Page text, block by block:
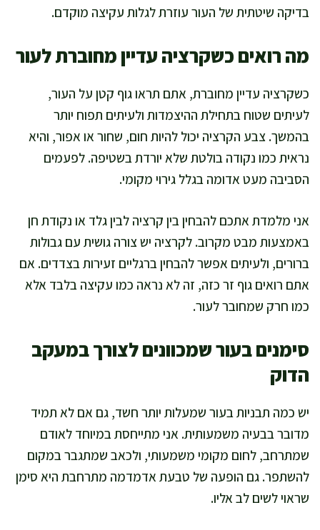
בדיקה שיטתית של העור עוזרת לגלות עקיצה מוקדם.
מה רואים כשקרציה עדיין מחוברת לעור
כשקרציה עדיין מחוברת, אתם תראו גוף קטן על העור,
לעיתים שטוח בתחילת ההיצמדות ולעיתים תפוח יותר
בהמשך. צבע הקרציה יכול להיות חום, שחור או אפור, והיא
נראית כמו נקודה בולטת שלא יורדת בשטיפה. לפעמים
הסביבה מעט אדומה בגלל גירוי מקומי.
אני מלמדת אתכם להבחין בין קרציה לבין גלד או נקודת חן
באמצעות מבט מקרוב. לקרציה יש צורה גושית עם גבולות
ברורים, ולעיתים אפשר להבחין ברגליים זעירות בצדדים. אם
אתם רואים גוף זר כזה, זה לא נראה כמו עקיצה בלבד אלא
כמו חרק שמחובר לעור.
סימנים בעור שמכוונים לצורך במעקב
הדוק
יש כמה תבניות בעור שמעלות יותר חשד, גם אם לא תמיד
מדובר בבעיה משמעותית. אני מתייחסת במיוחד לאודם
שמתרחב, לחום מקומי משמעותי, ולכאב שמתגבר במקום
להשתפר. גם הופעה של טבעת אדמדמה מתרחבת היא סימן
שראוי לשים לב אליו.